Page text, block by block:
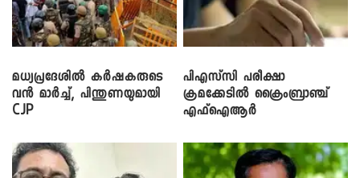
മധ്യപ്രദേശിൽ കർഷകരുടെ
വൻ മാർച്ച്, പിന്തുണയുമായി
CJP
പിഎസ്‌സി പരീക്ഷാ
ക്രമക്കേ‌ടിൽ ക്രൈംബ്രാഞ്ച്
എഫ്ഐആർ